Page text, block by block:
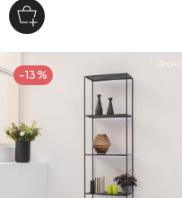
-13%